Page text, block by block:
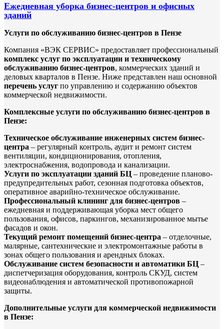
Ежедневная уборка бизнес-центров и офисных
зданий
Услуги по обслуживанию бизнес-центров в Пензе
Компания «ВЭК СЕРВИС» предоставляет профессиональный
комплекс услуг по эксплуатации и техническому
обслуживанию бизнес-центров, коммерческих зданий и
деловых кварталов в Пензе. Ниже представлен наш основной
перечень услуг по управлению и содержанию объектов
коммерческой недвижимости.
Комплексные услуги по обслуживанию бизнес-центров в
Пензе:
Техническое обслуживание инженерных систем бизнес-
центра – регулярный контроль, аудит и ремонт систем
вентиляции, кондиционирования, отопления,
электроснабжения, водопровода и канализации.
Услуги по эксплуатации зданий БЦ – проведение планово-
предупредительных работ, сезонная подготовка объектов,
оперативное аварийно-техническое обслуживание.
Профессиональный клининг для бизнес-центров –
ежедневная и поддерживающая уборка мест общего
пользования, офисов, паркингов, механизированное мытье
фасадов и окон.
Текущий ремонт помещений бизнес-центра – отделочные,
малярные, сантехнические и электромонтажные работы в
зонах общего пользования и арендных блоках.
Обслуживание систем безопасности и автоматики БЦ –
диспетчеризация оборудования, контроль СКУД, систем
видеонаблюдения и автоматической противопожарной
защиты.
Дополнительные услуги для коммерческой недвижимости
в Пензе: